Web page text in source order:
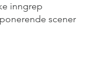
inngrep
scener